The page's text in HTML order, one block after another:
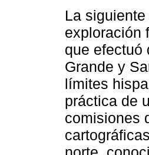
La
exploración
que efectuó
Grande y
límites
práctica de
comisiones